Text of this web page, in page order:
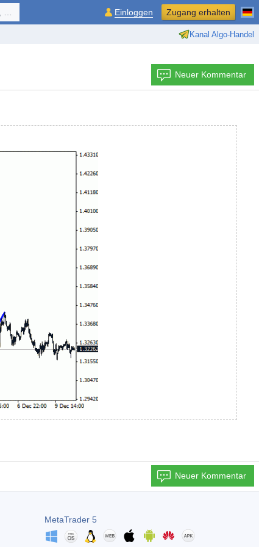
Kanal Algo-Handel
Einloggen Zugang erhalten
Neuer Kommentar
Neuer Kommentar
MetaTrader 5